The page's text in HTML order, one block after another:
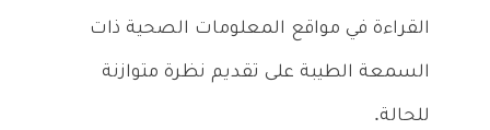
القراءة في مواقع المعلومات الصحية ذات
السمعة الطيبة على تقديم نظرة متوازنة
للحالة.